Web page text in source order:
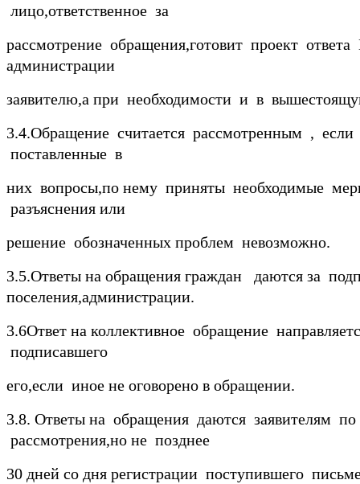
лицо,ответственное за
рассмотрение обращения,готовит проект
администрации
заявителю,а при необходимости и в
3.4.Обращение считается рассмотренным , если
поставленные в
них вопросы,по нему приняты необходимые
разъяснения или
решение обозначенных проблем невозможно.
3.5.Ответы на обращения граждан даются за
поселения,администрации.
3.6Ответ на коллективное обращение
подписавшего
его,если иное не оговорено в обращении.
3.8. Ответы на обращения даются заявителям по
рассмотрения,но не позднее
30 дней со дня регистрации поступившего